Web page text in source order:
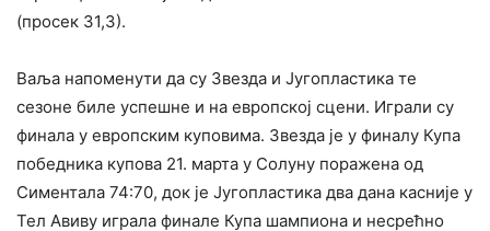
(просек 31,3).
Ваља напоменути да су Звезда и Југопластика те
сезоне биле успешне и на европској сцени. Играли су
финала у европским куповима. Звезда је у финалу Купа
победника купова 21. марта у Солуну поражена од
Симентала 74:70, док је Југопластика два дана касније у
Тел Авиву играла финале Купа шампиона и несрећно